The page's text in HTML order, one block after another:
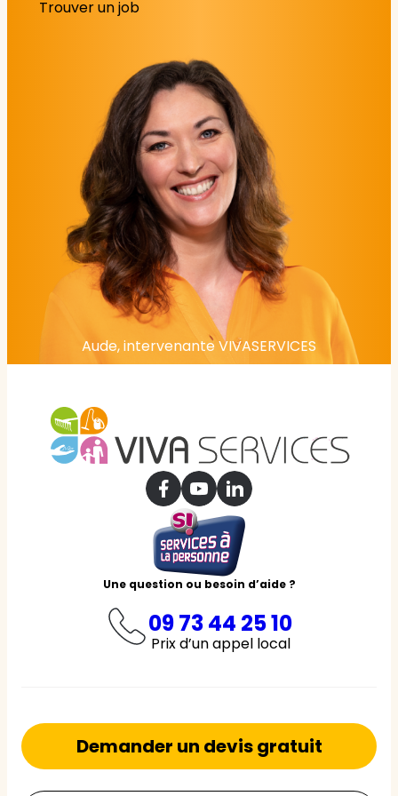
Trouver un job
Aude, intervenante VIVASERVICES
Une question ou besoin d’aide ?
09 73 44 25 10
Prix d’un appel local
Demander un devis gratuit